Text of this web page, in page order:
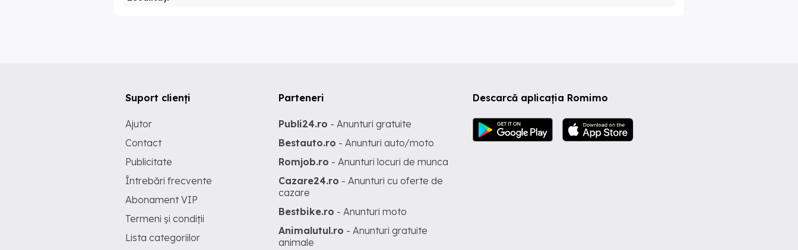
Descarcă aplicația Romimo
Suport clienți
Ajutor
Contact
Publicitate
Întrebări frecvente
Abonament VIP
Termeni și condiții
Lista categoriilor
Parteneri
Publi24.ro - Anunturi gratuite
Bestauto.ro - Anunturi auto/moto
Romjob.ro - Anunturi locuri de munca
Cazare24.ro - Anunturi cu oferte de
cazare
Bestbike.ro - Anunturi moto
Animalutul.ro - Anunturi gratuite
animale